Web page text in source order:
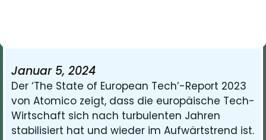
Januar 5, 2024
Der ‘The State of European Tech’-Report 2023
von Atomico zeigt, dass die europäische Tech-
Wirtschaft sich nach turbulenten Jahren
stabilisiert hat und wieder im Aufwärtstrend ist.